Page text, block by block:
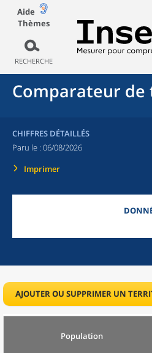
Aide
Thèmes
RECHERCHE
Comparateur
CHIFFRES DÉTAILLÉS
Paru le : 06/08/2026
Imprimer
AJOUTER OU SUPPRIMER UN
Population